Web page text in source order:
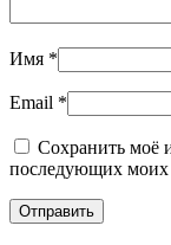
Имя *
Email *
Сохранить моё
последующих моих